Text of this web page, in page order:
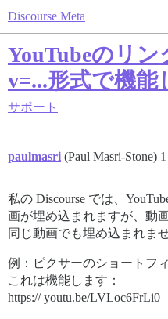
Discourse Meta
YouTubeのリン
v=...形式で機能
サポート
paulmasri (Paul Masri-Stone) 1
私の Discourse では、
画が埋め込まれますが、動
同じ動画でも埋め込まれませ
例：ピクサーのショートフ
これは機能します：
https:// youtu.be/LVLoc6FrLi0